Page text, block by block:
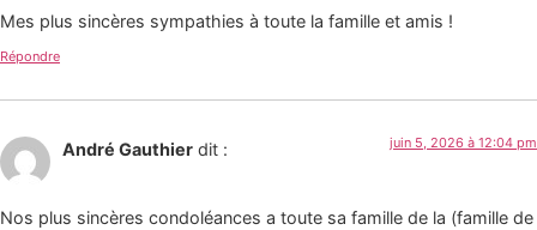
Mes plus sincères sympathies à toute la famille et amis !
Répondre
André Gauthier dit : juin 5, 2026 à 12:04 pm
Nos plus sincères condoléances a toute sa famille de la (famille de